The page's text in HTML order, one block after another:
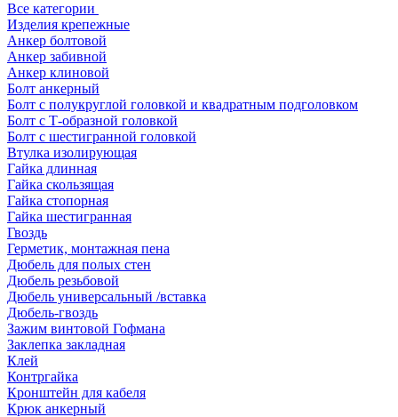
Все категории
Изделия крепежные
Анкер болтовой
Анкер забивной
Анкер клиновой
Болт анкерный
Болт с полукруглой головкой и квадратным подголовком
Болт с Т-образной головкой
Болт с шестигранной головкой
Втулка изолирующая
Гайка длинная
Гайка скользящая
Гайка стопорная
Гайка шестигранная
Гвоздь
Герметик, монтажная пена
Дюбель для полых стен
Дюбель резьбовой
Дюбель универсальный /вставка
Дюбель-гвоздь
Зажим винтовой Гофмана
Заклепка закладная
Клей
Контргайка
Кронштейн для кабеля
Крюк анкерный